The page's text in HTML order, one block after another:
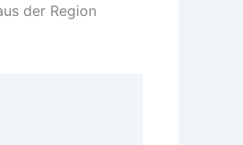
der Region